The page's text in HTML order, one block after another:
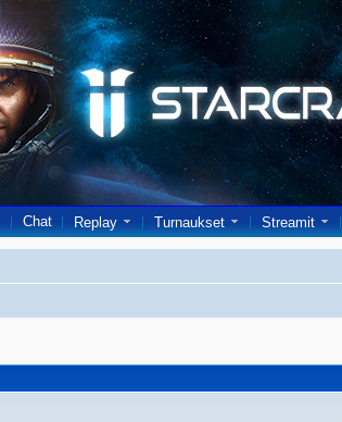
Chat Replay Turnaukset Streamit